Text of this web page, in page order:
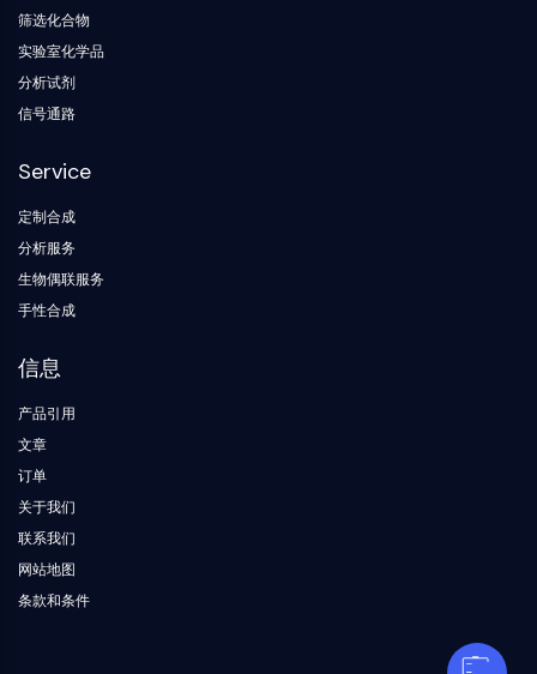
α-突触核蛋白
Notch
多巴胺转运蛋白
β-分泌酶
γ-分泌酶
脂肪酸酰胺水解酶
黑素皮质素受体
神经肽Y受体
生长抑素受体
Sigma受体
Trk受体
5-羟色胺转运蛋白
nAChR
淀粉样β蛋白
单胺氧化酶
筛选化合物
实验室化学品
分析试剂
信号通路
Service
定制合成
分析服务
生物偶联服务
手性合成
信息
产品引用
文章
订单
关于我们
联系我们
网站地图
条款和条件